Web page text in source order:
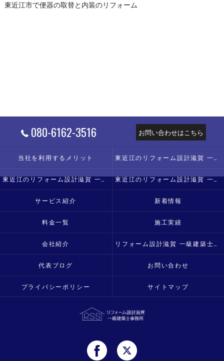
東近江市で便器の取替と内装のリフォーム
080-6162-3516 お問い合わせはこちら
当社を利用するメリット
東近江のリフォーム設計滋賀 一級建築士事務所の評判 東近江のリフォーム設計滋賀 一級建築士事務所のお客様の声
サービス紹介 新着情報
料金一覧 施工実績
会社紹介
代表ブログ お問い合わせ
プライバシーポリシー サイトマップ